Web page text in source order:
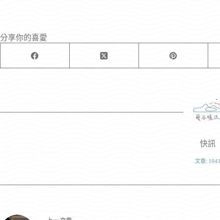
分享你的喜愛
快訊
文章: